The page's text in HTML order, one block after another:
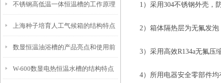
项
不锈钢高低温一体恒温槽的工作原理
和控制系统介绍
上海种子培育人工气候箱的结构特点
与优势介绍
数显恒温油浴槽的产品亮点和使用前
安全须知
W-600数显电热恒温水槽的结构特点
1）采用304不锈钢外壳，
2）箱体隔热层为无氟发
3）采用高效R134a无氟压
4）所用电器安全零部件